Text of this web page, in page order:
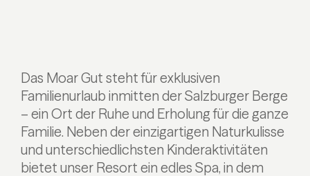
Das Moar Gut steht für exklusiven
Familienurlaub inmitten der Salzburger Berge
– ein Ort der Ruhe und Erholung für die ganze
Familie. Neben der einzigartigen Naturkulisse
und unterschiedlichsten Kinderaktivitäten
bietet unser Resort ein edles Spa, in dem